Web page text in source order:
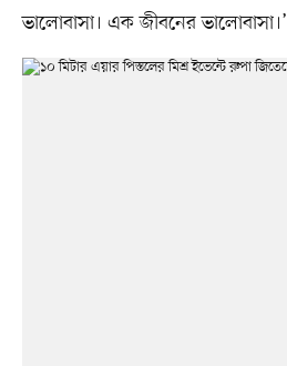
ভালোবাসা। এক জীবনের ভালোবাসা।’